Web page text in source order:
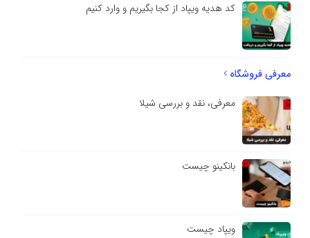
کد هدیه ویپاد از کجا بگیریم و وارد کنیم
معرفی فروشگاه
معرفی، نقد و بررسی شیلا
بانکینو چیست
ویپاد چیست